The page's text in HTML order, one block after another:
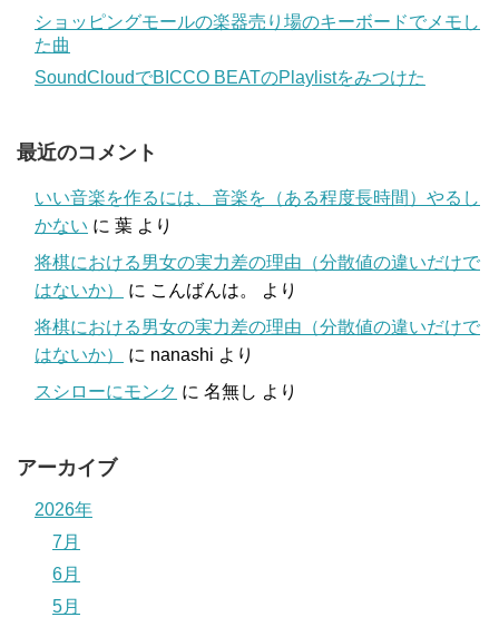
ショッピングモールの楽器売り場のキーボードでメモし
た曲
SoundCloudでBICCO BEATのPlaylistをみつけた
最近のコメント
いい音楽を作るには、音楽を（ある程度長時間）やるし
かない に 葉 より
将棋における男女の実力差の理由（分散値の違いだけで
はないか）
に こんばんは。
より
将棋における男女の実力差の理由（分散値の違いだけで
はないか）
に nanashi より
スシローにモンク に 名無し より
アーカイブ
2026年
7月
6月
5月